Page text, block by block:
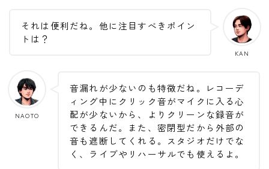
KAN
それは便利だね。他に注目すべきポイン
トは？
NAOTO
音漏れが少ないのも特徴だね。レコーデ
ィング中にクリック音がマイクに入る心
配が少ないから、よりクリーンな録音が
できるんだ。また、密閉型だから外部の
音も遮断してくれる。スタジオだけでな
く、ライブやリハーサルでも使えるよ。